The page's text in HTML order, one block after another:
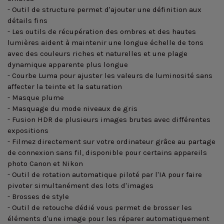
- Outil de structure permet d'ajouter une définition aux
détails fins
- Les outils de récupération des ombres et des hautes
lumières aident à maintenir une longue échelle de tons
avec des couleurs riches et naturelles et une plage
dynamique apparente plus longue
- Courbe Luma pour ajuster les valeurs de luminosité sans
affecter la teinte et la saturation
- Masque plume
- Masquage du mode niveaux de gris
- Fusion HDR de plusieurs images brutes avec différentes
expositions
- Filmez directement sur votre ordinateur grâce au partage
de connexion sans fil, disponible pour certains appareils
photo Canon et Nikon
- Outil de rotation automatique piloté par l'IA pour faire
pivoter simultanément des lots d'images
- Brosses de style
- Outil de retouche dédié vous permet de brosser les
éléments d'une image pour les réparer automatiquement